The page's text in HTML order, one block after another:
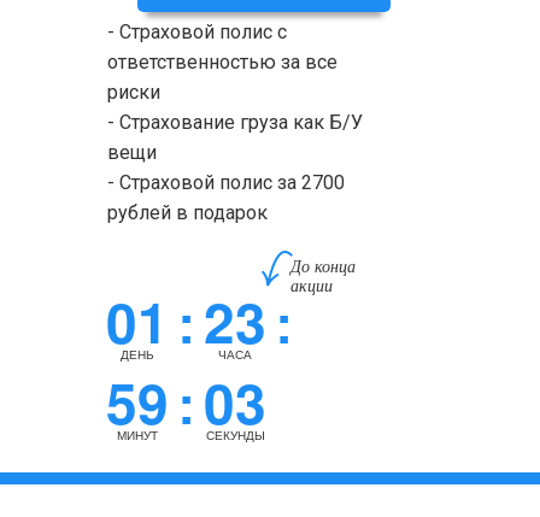
- Страховой полис с
ответственностью за все
риски
- Страхование груза как Б/У
вещи
- Страховой полис за 2700
рублей в подарок
До конца
акции
01:
ДЕНЬ 23:
ЧАСА
59:
МИНУТ 03
СЕКУНДЫ